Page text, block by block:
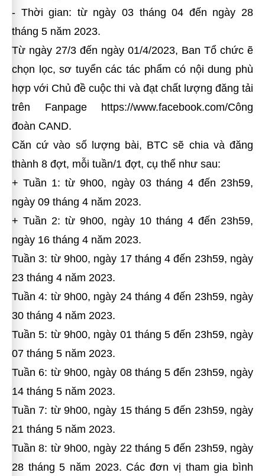
- Thời gian: từ ngày 03 tháng 04 đến ngày 28
tháng 5 năm 2023.
Từ ngày 27/3 đến ngày 01/4/2023, Ban Tổ chức ẽ
chọn lọc, sơ tuyển các tác phẩm có nội dung phù
hợp với Chủ đề cuộc thi và đạt chất lượng đăng tải
trên Fanpage https://www.facebook.com/Công
đoàn CAND.
Căn cứ vào số lượng bài, BTC sẽ chia và đăng
thành 8 đợt, mỗi tuần/1 đợt, cụ thể như sau:
+ Tuần 1: từ 9h00, ngày 03 tháng 4 đến 23h59,
ngày 09 tháng 4 năm 2023.
+ Tuần 2: từ 9h00, ngày 10 tháng 4 đến 23h59,
ngày 16 tháng 4 năm 2023.
Tuần 3: từ 9h00, ngày 17 tháng 4 đến 23h59, ngày
23 tháng 4 năm 2023.
Tuần 4: từ 9h00, ngày 24 tháng 4 đến 23h59, ngày
30 tháng 4 năm 2023.
Tuần 5: từ 9h00, ngày 01 tháng 5 đến 23h59, ngày
07 tháng 5 năm 2023.
Tuần 6: từ 9h00, ngày 08 tháng 5 đến 23h59, ngày
14 tháng 5 năm 2023.
Tuần 7: từ 9h00, ngày 15 tháng 5 đến 23h59, ngày
21 tháng 5 năm 2023.
Tuần 8: từ 9h00, ngày 22 tháng 5 đến 23h59, ngày
28 tháng 5 năm 2023. Các đơn vị tham gia bình